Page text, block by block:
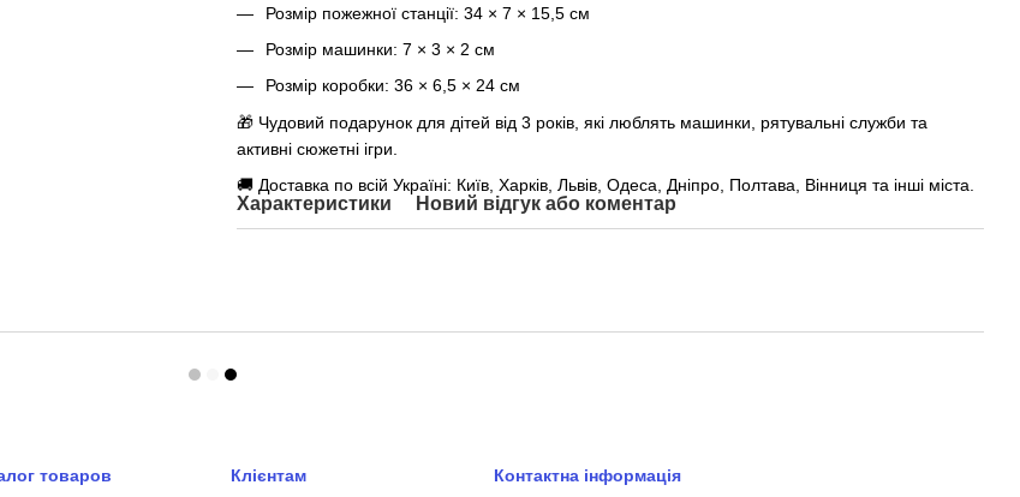
Розмір пожежної станції: 34 × 7 × 15,5 см
Розмір машинки: 7 × 3 × 2 см
Розмір коробки: 36 × 6,5 × 24 см
🎁 Чудовий подарунок для дітей від 3 років, які люблять машинки, рятувальні служби та
активні сюжетні ігри.
🚚 Доставка по всій Україні: Київ, Харків, Львів, Одеса, Дніпро, Полтава, Вінниця та інші міста.
Характеристики Новий відгук або коментар
товаров Клієнтам Контактна інформація